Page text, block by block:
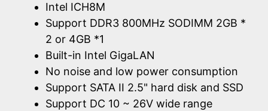
Intel ICH8M
Support DDR3 800MHz SODIMM 2GB *
2 or 4GB *1
Built-in Intel GigaLAN
No noise and low power consumption
Support SATA II 2.5" hard disk and SSD
Support DC 10 ~ 26V wide range